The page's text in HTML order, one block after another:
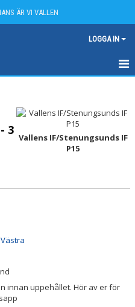
ÄR VI VALLEN
LOGGA IN
3
Vallens IF/Stenungsunds IF
P15
Västra
innan uppehållet. Hör av er för